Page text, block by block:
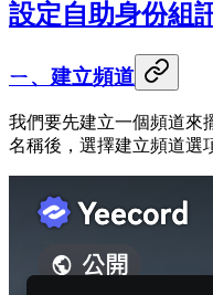
設定自助身份組
ㄧ、建立頻道
我們要先建立一個頻道來
名稱後，選擇建立頻道選